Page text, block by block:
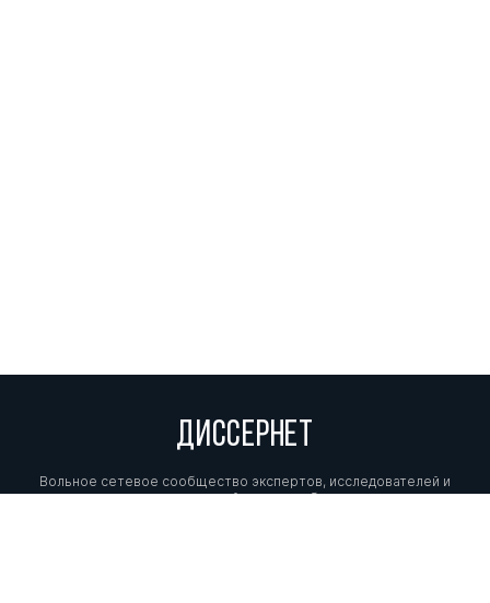
ДИССЕРНЕТ
Вольное сетевое сообщество экспертов, исследователей и
репортеров, посвящающих свой труд разоблачениям мошенников,